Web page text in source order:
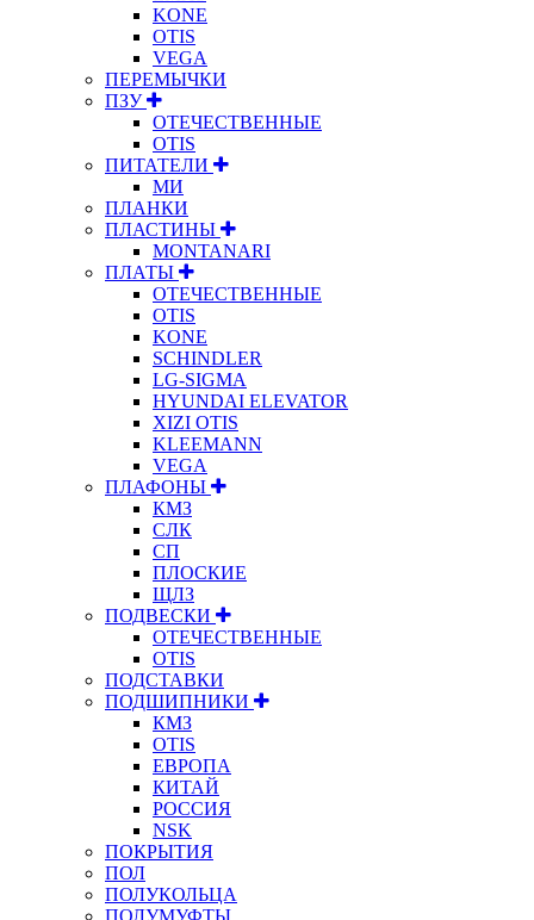
KONE
OTIS
VEGA
ПЕРЕМЫЧКИ
ПЗУ
ОТЕЧЕСТВЕННЫЕ
OTIS
ПИТАТЕЛИ
МИ
ПЛАНКИ
ПЛАСТИНЫ
MONTANARI
ПЛАТЫ
ОТЕЧЕСТВЕННЫЕ
OTIS
KONE
SCHINDLER
LG-SIGMA
HYUNDAI ELEVATOR
XIZI OTIS
KLEEMANN
VEGA
ПЛАФОНЫ
КМЗ
СЛК
СП
ПЛОСКИЕ
ЩЛЗ
ПОДВЕСКИ
ОТЕЧЕСТВЕННЫЕ
OTIS
ПОДСТАВКИ
ПОДШИПНИКИ
КМЗ
OTIS
ЕВРОПА
КИТАЙ
РОССИЯ
NSK
ПОКРЫТИЯ
ПОЛ
ПОЛУКОЛЬЦА
ПОЛУМУФТЫ